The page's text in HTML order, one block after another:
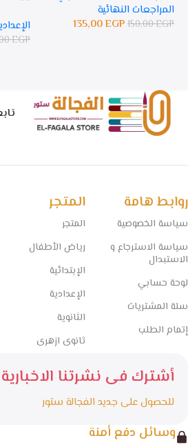
المراجعات النهائية
150,00EGP
135,00EGP
EGP
روابط هامة
سياسة الخصوصية
سياسة الاسترجاع و
الاستبدال
لوحة حسابي
سلة المشتريات
إتمام الطلب
المتجر
المتجر
رياض الأطفال
الإبتدائية
الإعدادية
الثانوية
ثانوى ازهرى
أشترك فى نشرتنا الاخبارية
للحصول على جديد الفجالة ستور
وسائل دفع أمنة